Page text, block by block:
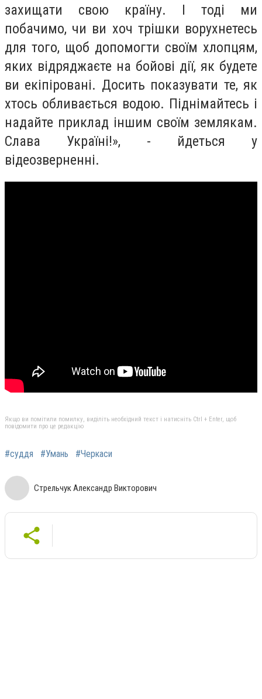
захищати свою країну. І тоді ми
побачимо, чи ви хоч трішки ворухнетесь
для того, щоб допомогти своїм хлопцям,
яких відряджаєте на бойові дії, як будете
ви екіпіровані. Досить показувати те, як
хтось обливається водою. Піднімайтесь і
надайте приклад іншим своїм землякам.
Слава Україні!», - йдеться у
відеозверненні.
Якщо ви помітили помилку, виділіть необхідний текст і натисніть Ctrl + Enter, щоб
повідомити про це редакцію
#суддя #Умань #Черкаси
Стрельчук Александр Викторович